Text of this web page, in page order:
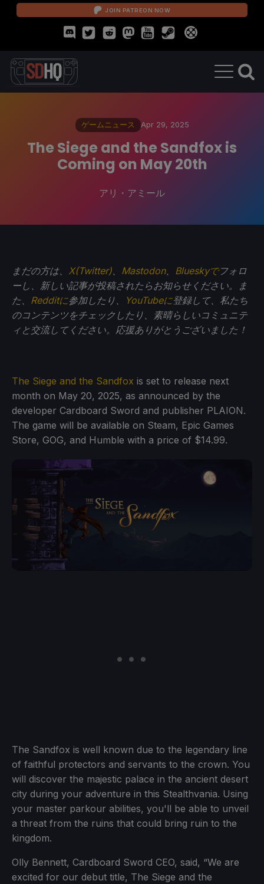
JOIN PATREON NOW
ゲームニュース Apr 29, 2025
The Siege and the Sandfox is
Coming on May 20th
アリ・アミール
まだの方は、 X(Twitter) Mastodon、 Blueskyでフォロ
ーし、新しい記事が投稿されたらお知らせください。ま
た、 Redditに参加したり、 YouTubeに登録して、私たち
のコンテンツをチェックしたり、素晴らしいコミュニテ
ィと交流してください。応援ありがとうございました！
The Siege and the Sandfox is set to release next
month on May 20, 2025, as announced by the
developer Cardboard Sword and publisher PLAION.
The game will be available on Steam, Epic Games
Store, GOG, and Humble with a price of $14.99.
The Sandfox is well known due to the legendary line
of faithful protectors and servants to the crown. You
will discover the majestic palace in the ancient desert
city during your adventure in this Stealthvania. Using
your master parkour abilities, you'll be able to unveil
a threat from the ruins that could bring ruin to the
kingdom.
Olly Bennett, Cardboard Sword CEO, said, “We are
excited for our debut title, The Siege and the